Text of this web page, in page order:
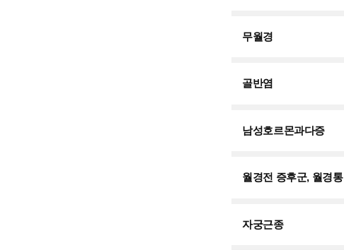
무월경
골반염
남성호르몬과다증
월경전 증후군, 월경통
자궁근종